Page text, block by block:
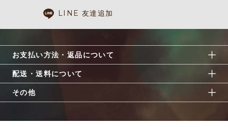
LINE 友達追加
お支払い方法・返品について
配送・送料について
その他